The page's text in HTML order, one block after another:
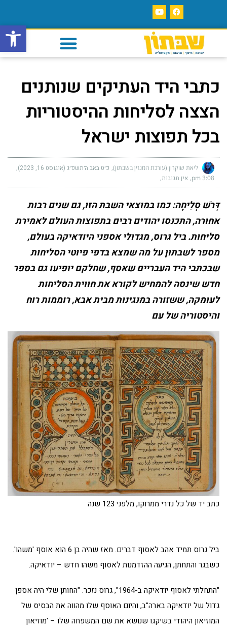
פתח
כתבי היד העתיקים שנותנים
הצצה לסליחות ההיסטוריות
בכל תפוצות ישראל
ליאת שוקרון (עורכת המגזין בשבתון) כ״ט באב ה׳תשפ״ג (אוגוסט 16, 2023)
3:08 pm אין תגובות
דְּרֹשׁ סְלִיחָה: כמו במוצאי השבת הזו, גם שנים רבות
אחורה, התכנסו יהודים רבים בתפוצות העולם לאמירת
סליחות. ביל גרוס, מגדולי אספני היודאיקה בעולם,
מספר לשבתון על מה שמצא בדפי פיוטי הסליחות
שבכתבי היד העבריים שאסף, שחלקם יופיעו גם בספר
חדש שינסה להמחיש לקורא את חווית הסליחות
לעומקה, ששזורה במנגינות מבית אבא, רוממות רוח
והיסטוריה של עם
כתב יד של כל נדרי ממרוקו, מלפני 123 שנה
ביל גרוס תמיד אהב לאסוף דברים. מאז שהיה בן 6 הוא אוסף 'משהו'.
כשבגר והתחתן, הגיעה ההזדמנות לאסוף משהו חדש – יודאיקה.
"התחלתי לאסוף יודאיקה ב-1964", גרוס נזכר. "החותן שלי היה אספן
גדול של יודאיקה בארה"ב, והיום האוסף שלו מהווה את הבסיס של
המוזיאון היהודי בשיקגו שנושא את שם המשפחה שלו – 'מוזיאון